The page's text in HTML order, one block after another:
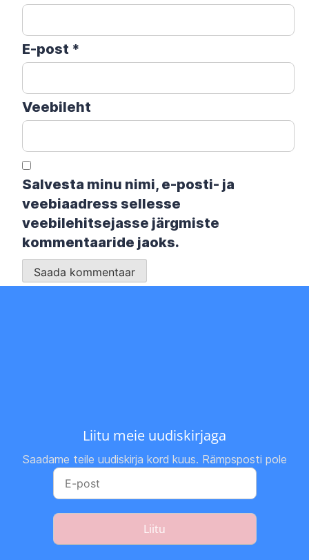
E-post *
Veebileht
Salvesta minu nimi, e-posti- ja
veebiaadress sellesse
veebilehitsejasse järgmiste
kommentaaride jaoks.
Liitu meie uudiskirjaga
Saadame teile uudiskirja kord kuus. Rämpsposti pole
Liitu